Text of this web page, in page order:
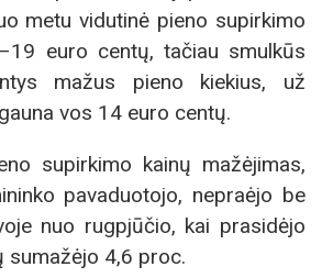
metu vidutinė pieno supirkimo
euro centų, tačiau smulkūs
mažus pieno kiekius, už
vos 14 euro centų.
supirkimo kainų mažėjimas,
pavaduotojo, nepraėjo be
nuo rugpjūčio, kai prasidėjo
sumažėjo 4,6 proc.